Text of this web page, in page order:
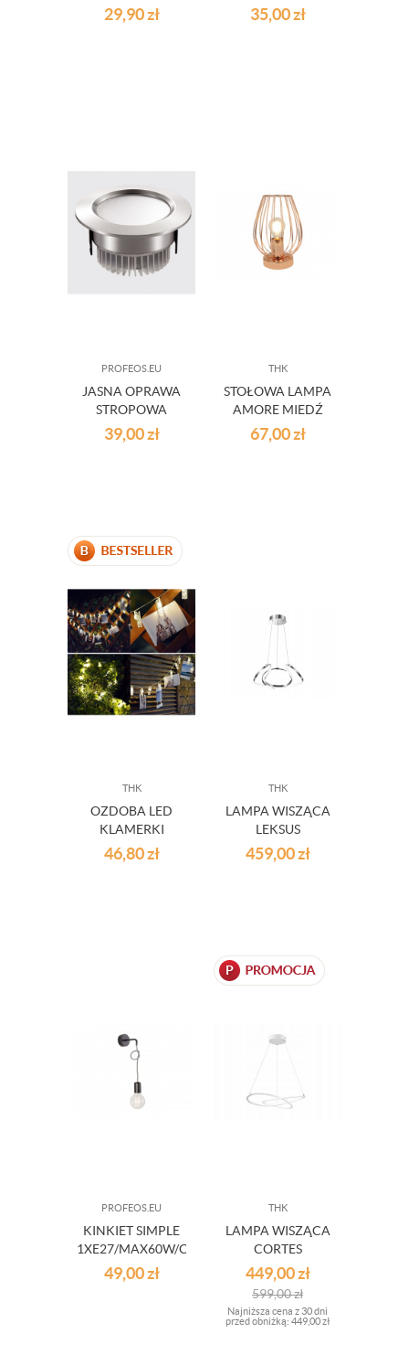
GIRLANDA
ANIOŁKI
29,90zł
ŁAŃCUCH 10 LED
BALL
35,00zł
PROFEOS.EU
JASNA OPRAWA
STROPOWA
ASTRO LED
39,00zł
THK
STOŁOWA LAMPA
AMORE MIEDŹ
67,00zł
THK
OZDOBA LED
KLAMERKI
46,80zł
THK
LAMPA WISZĄCA
LEKSUS
459,00zł
PROFEOS.EU
KINKIET SIMPLE
1XE27/MAX60W/CZARNY/STAL
LAK
49,00zł
THK
LAMPA WISZĄCA
CORTES
WYM.60X120CM
449,00zł
599,00zł
Najniższa cena z 30 dni
przed obniżką: 449,00 zł